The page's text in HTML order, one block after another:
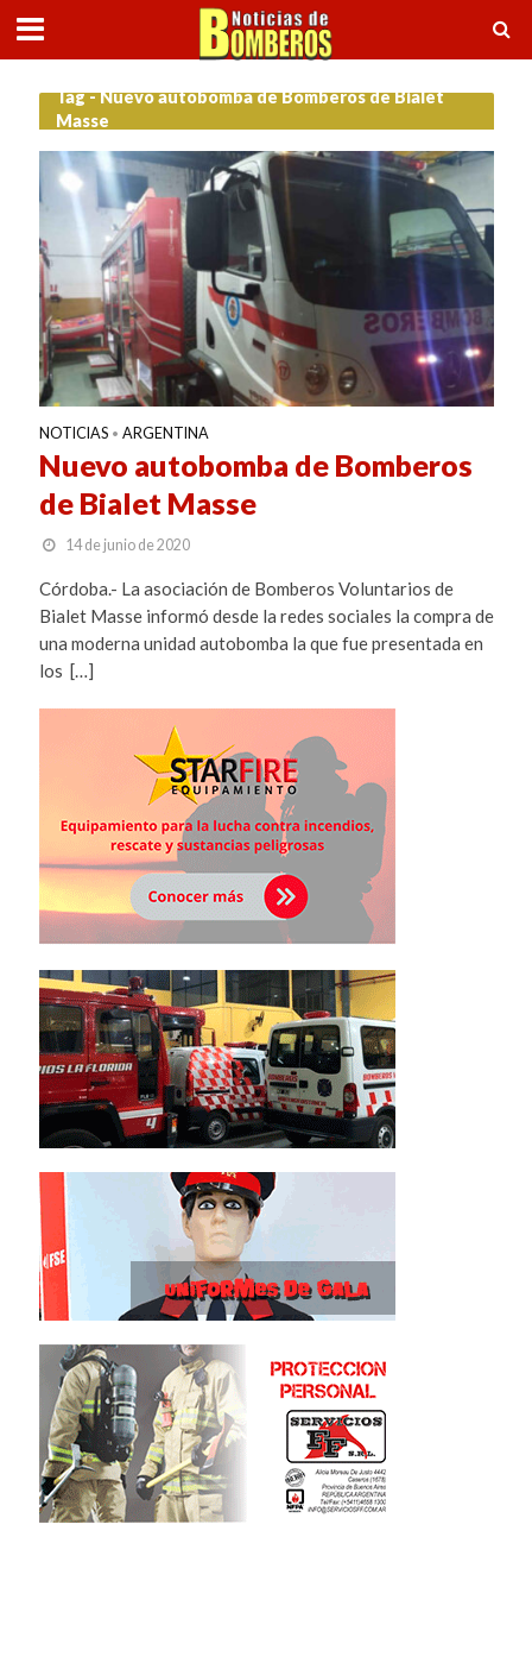
Tag - Nuevo autobomba de Bomberos de Bialet
Masse
NOTICIAS • ARGENTINA
Nuevo autobomba de Bomberos
de Bialet Masse
14 de junio de 2020
Córdoba.- La asociación de Bomberos Voluntarios de
Bialet Masse informó desde la redes sociales la compra de
una moderna unidad autobomba la que fue presentada en
los […]